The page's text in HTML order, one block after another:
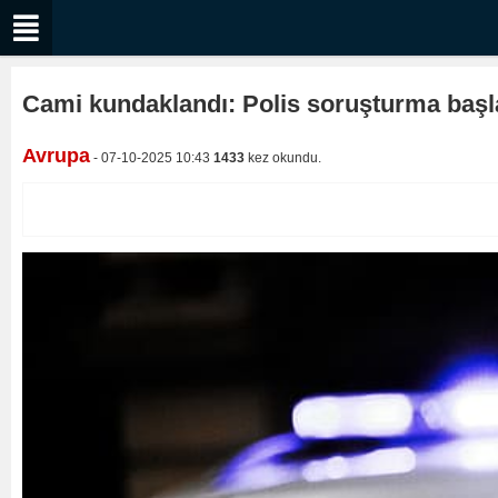
Cami kundaklandı: Polis soruşturma
Avrupa - 07-10-2025 10:43 1433 kez okundu.